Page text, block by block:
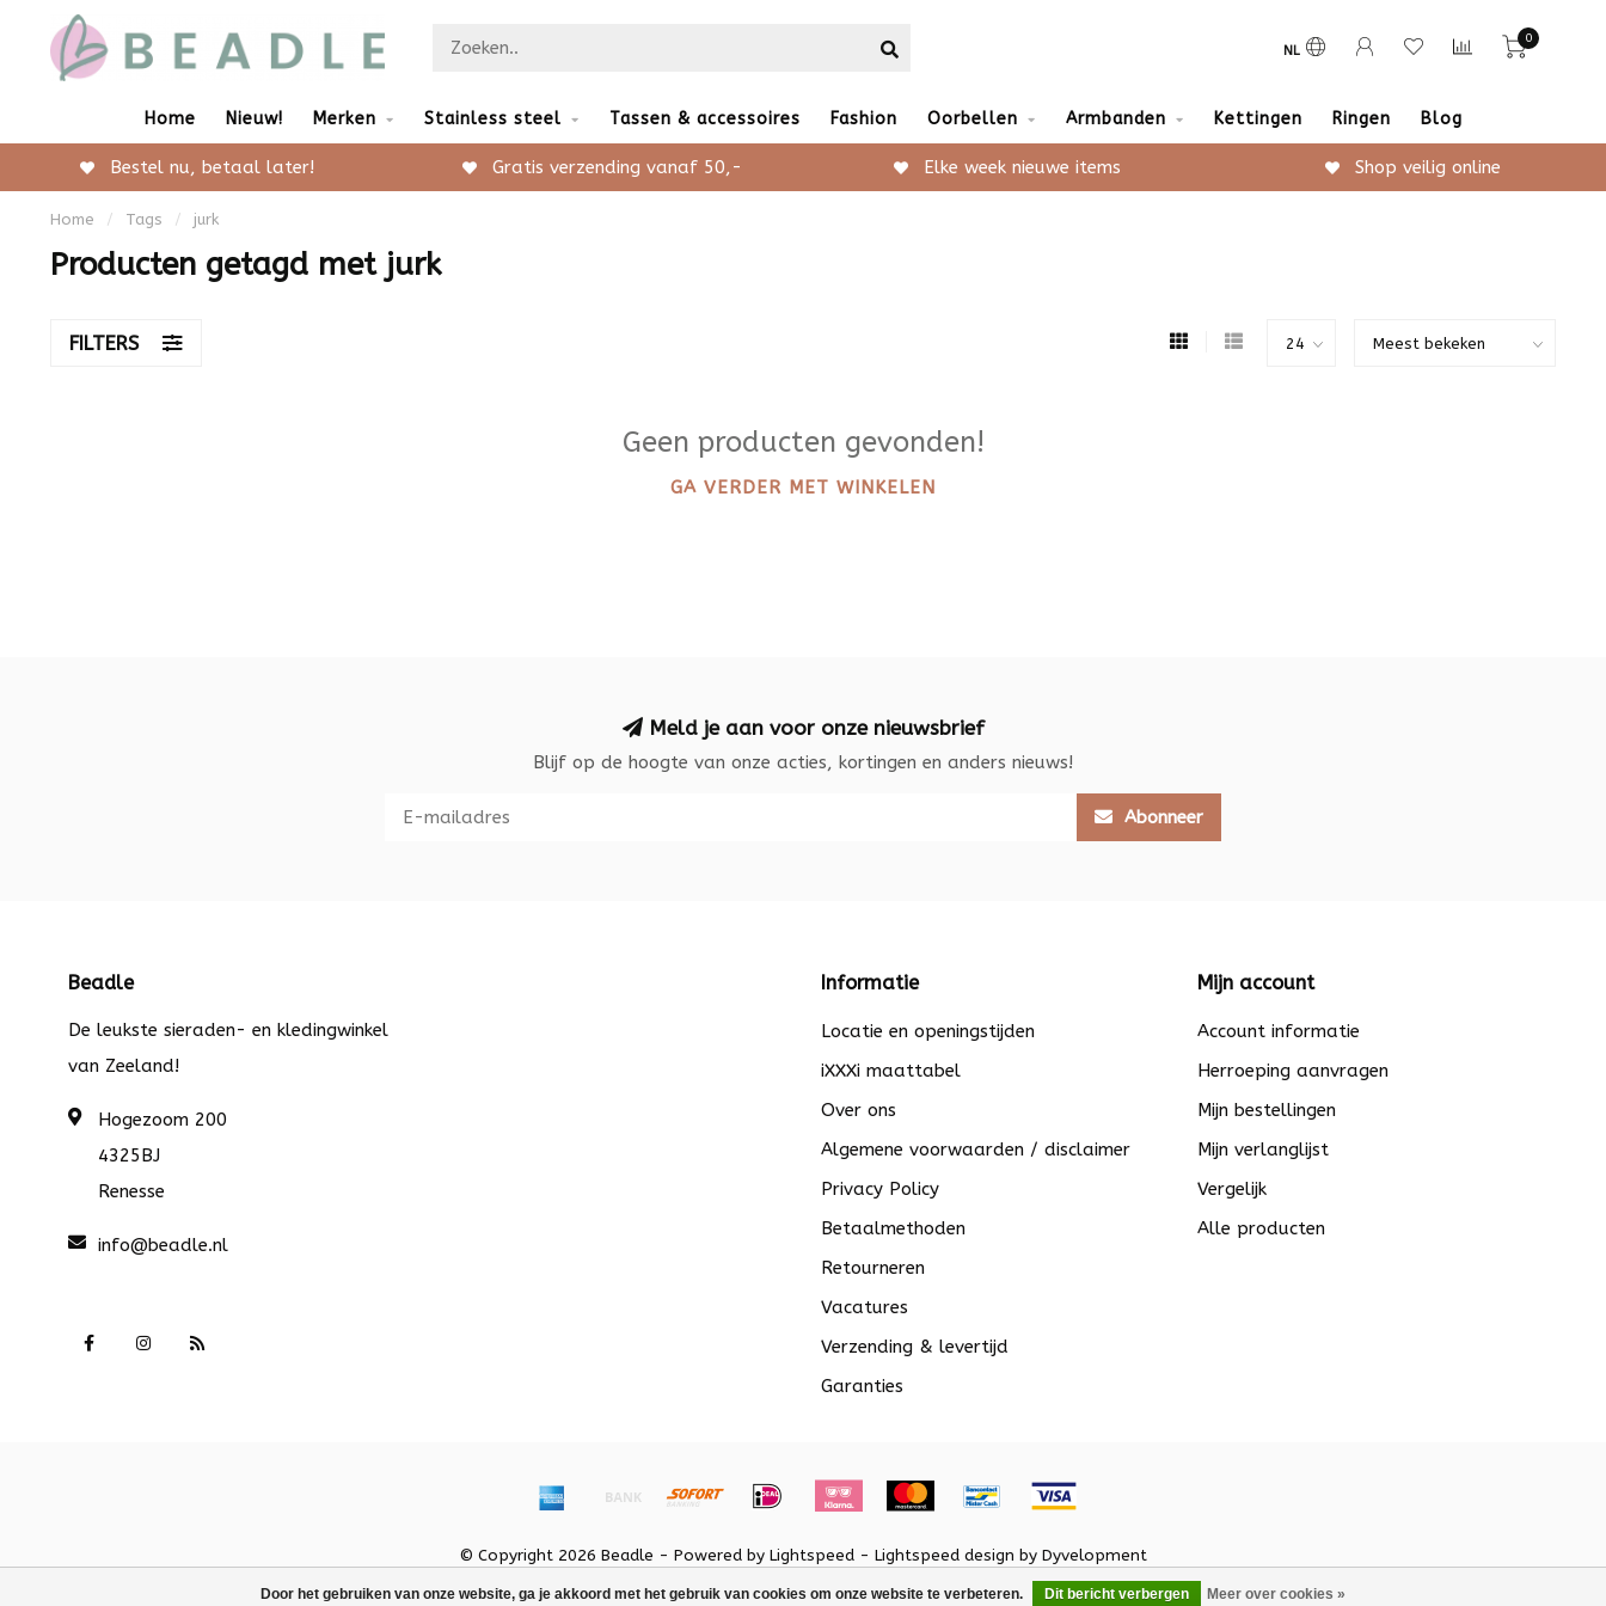
NL
0
Home Nieuw! Merken Stainless steel Tassen & accessoires Fashion Oorbellen Armbanden Kettingen Ringen Blog
Bestel nu, betaal later! Gratis verzending vanaf 50,- Elke week nieuwe items Shop veilig online
Home / Tags / jurk
Producten getagd met jurk
FILTERS
Geen producten gevonden!
GA VERDER MET WINKELEN
Door het gebruiken van onze website, ga je akkoord met het gebruik van cookies om onze website te verbeteren. Dit bericht verbergen Meer over cookies »
Meld je aan voor onze nieuwsbrief
Blijf op de hoogte van onze acties, kortingen en anders nieuws!
Abonneer
Beadle
De leukste sieraden- en kledingwinkel
van Zeeland!
Hogezoom 200
4325BJ
Renesse
info@beadle.nl
Informatie
Locatie en openingstijden
iXXXi maattabel
Over ons
Algemene voorwaarden / disclaimer
Privacy Policy
Betaalmethoden
Retourneren
Vacatures
Verzending & levertijd
Garanties
Mijn account
Account informatie
Herroeping aanvragen
Mijn bestellingen
Mijn verlanglijst
Vergelijk
Alle producten
© Copyright 2026 Beadle - Powered by Lightspeed - Lightspeed design by Dyvelopment